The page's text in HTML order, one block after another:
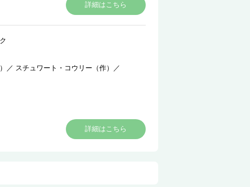
詳細はこちら
／ スチュワート・コウリー（作）
／
詳細はこちら